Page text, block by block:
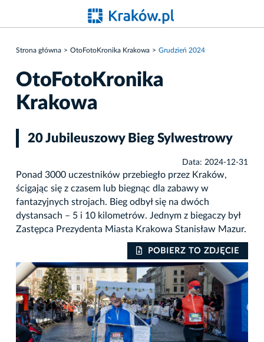
Strona główna OtoFotoKronika Krakowa Grudzień 2024
OtoFotoKronika
Krakowa
20 Jubileuszowy Bieg Sylwestrowy
Data: 2024-12-31
Ponad 3000 uczestników przebiegło przez Kraków,
ścigając się z czasem lub biegnąc dla zabawy w
fantazyjnych strojach. Bieg odbył się na dwóch
dystansach – 5 i 10 kilometrów. Jednym z biegaczy był
Zastępca Prezydenta Miasta Krakowa Stanisław Mazur.
POBIERZ TO ZDJĘCIE